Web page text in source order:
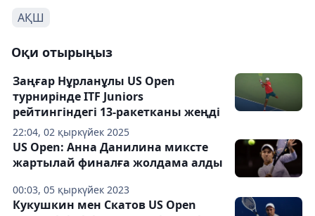
АҚШ
Оқи отырыңыз
22:04, 02 қыркүйек 2025
Заңғар Нұрланұлы US Open
турнирінде ITF Juniors
рейтингіндегі 13-ракетканы жеңді
00:03, 05 қыркүйек 2023
US Open: Анна Данилина миксте
жартылай финалға жолдама алды
Кукушкин мен Скатов US Open